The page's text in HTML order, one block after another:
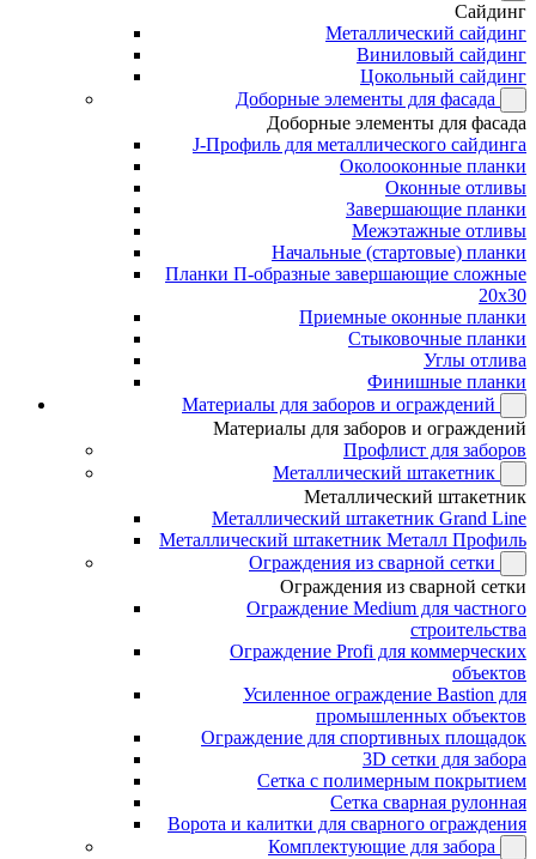
Сайдинг
Металлический сайдинг
Виниловый сайдинг
Цокольный сайдинг
Доборные элементы для фасада
Доборные элементы для фасада
J-Профиль для металлического сайдинга
Околооконные планки
Оконные отливы
Завершающие планки
Межэтажные отливы
Начальные (стартовые) планки
Планки П-образные завершающие сложные
20x30
Приемные оконные планки
Стыковочные планки
Углы отлива
Финишные планки
Материалы для заборов и ограждений
Материалы для заборов и ограждений
Профлист для заборов
Металлический штакетник
Металлический штакетник
Металлический штакетник Grand Line
Металлический штакетник Металл Профиль
Ограждения из сварной сетки
Ограждения из сварной сетки
Ограждение Medium для частного
строительства
Ограждение Profi для коммерческих
объектов
Усиленное ограждение Bastion для
промышленных объектов
Ограждение для спортивных площадок
3D сетки для забора
Сетка с полимерным покрытием
Сетка сварная рулонная
Ворота и калитки для сварного ограждения
Комплектующие для забора